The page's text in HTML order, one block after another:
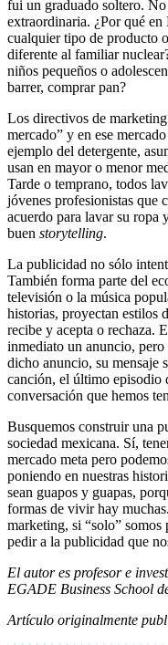
fui un graduado soltero.
extraordinaria. ¿Por qué
cualquier tipo de producto
diferente al familiar
niños pequeños o
barrer, comprar pan?
Los directivos de
mercado” y en ese
ejemplo del detergente,
usan en mayor o menor
Tarde o temprano, todos
jóvenes profesionistas que
acuerdo para lavar su ropa
buen storytelling.
La publicidad no sólo
También forma parte del
televisión o la música
historias, proyectan estilos
recibe y acepta o rechaza.
inmediato un anuncio,
dicho anuncio, su mensaje
canción, el último episodio
conversación que hemos
Busquemos construir una
sociedad mexicana. Sí,
mercado meta pero
poniendo en nuestras
sean guapos y guapas,
formas de vivir hay
marketing, si “solo” somos
pedir a la publicidad que
El autor es profesor e
EGADE Business School
Artículo originalmente